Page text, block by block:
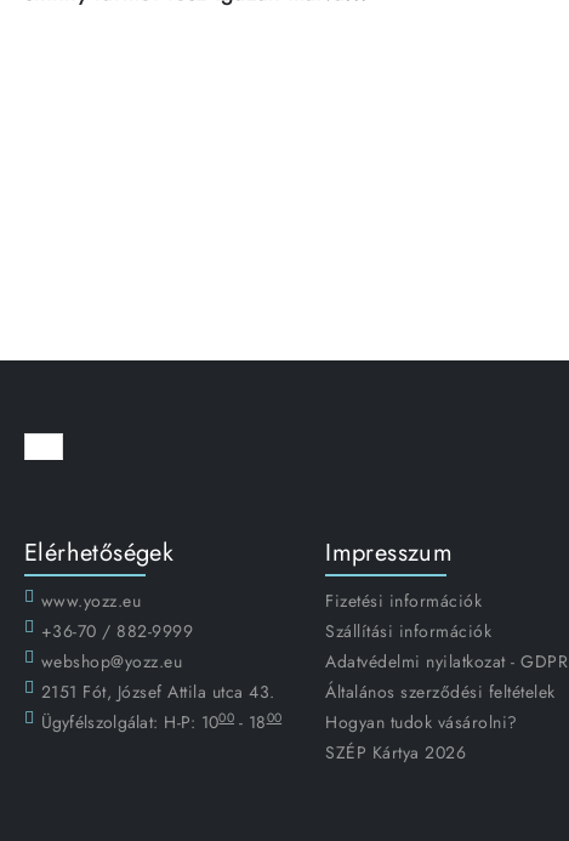
Elérhetőségek
www.yozz.eu
+36-70 / 882-9999
webshop@yozz.eu
2151 Fót, József Attila utca 43.
Ügyfélszolgálat: H-P: 1000 - 1800
Impresszum
Fizetési információk
Szállítási információk
Adatvédelmi nyilatkozat - GDPR
Általános szerződési feltételek
Hogyan tudok vásárolni?
SZÉP Kártya 2026